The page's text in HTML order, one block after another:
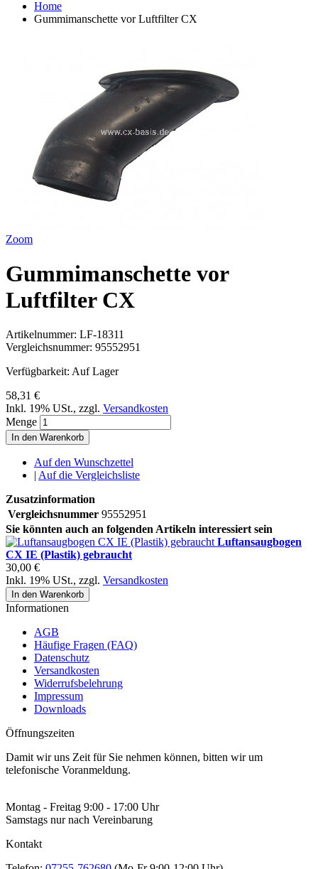
Home
Gummimanschette vor Luftfilter CX
Zoom
Gummimanschette vor
Luftfilter CX
Artikelnummer: LF-18311
Vergleichsnummer: 95552951
Verfügbarkeit: Auf Lager
58,31 €
Inkl. 19% USt., zzgl. Versandkosten
Menge
In den Warenkorb
Auf den Wunschzettel
| Auf die Vergleichsliste
Zusatzinformation
Vergleichsnummer 95552951
Sie könnten auch an folgenden Artikeln interessiert sein
Luftansaugbogen
CX IE (Plastik) gebraucht
30,00 €
Inkl. 19% USt., zzgl. Versandkosten
In den Warenkorb
Informationen
AGB
Häufige Fragen (FAQ)
Datenschutz
Versandkosten
Widerrufsbelehrung
Impressum
Downloads
Öffnungszeiten
Damit wir uns Zeit für Sie nehmen können, bitten wir um
telefonische Voranmeldung.
Montag - Freitag 9:00 - 17:00 Uhr
Samstags nur nach Vereinbarung
Kontakt